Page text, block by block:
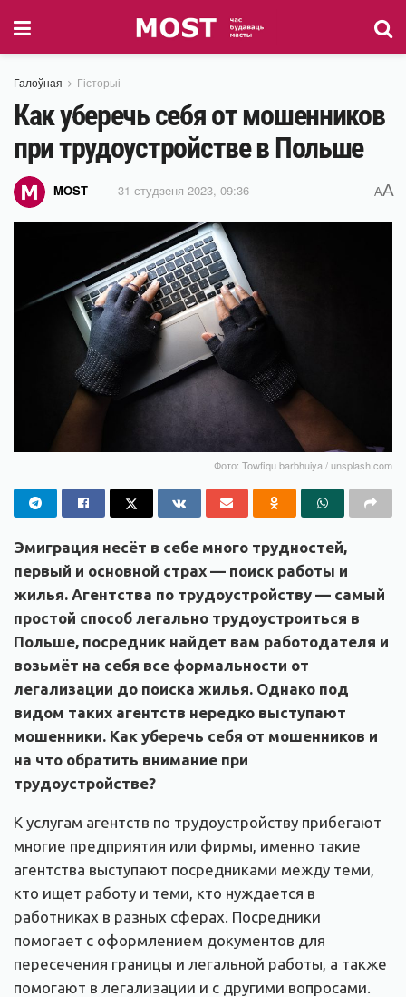
Галоўная Гісторыі
Как уберечь себя от мошенников
при трудоустройстве в Польше
MOST 31 студзеня 2023, 09:36 AA
Фото: Towfiqu barbhuiya / unsplash.com
Эмиграция несёт в себе много трудностей,
первый и основной страх — поиск работы и
жилья. Агентства по трудоустройству — самый
простой способ легально трудоустроиться в
Польше, посредник найдет вам работодателя и
возьмёт на себя все формальности от
легализации до поиска жилья. Однако под
видом таких агентств нередко выступают
мошенники. Как уберечь себя от мошенников и
на что обратить внимание при
трудоустройстве?
К услугам агентств по трудоустройству прибегают
многие предприятия или фирмы, именно такие
агентства выступают посредниками между теми,
кто ищет работу и теми, кто нуждается в
работниках в разных сферах. Посредники
помогает с оформлением документов для
пересечения границы и легальной работы, а также
помогают в легализации и с другими вопросами.